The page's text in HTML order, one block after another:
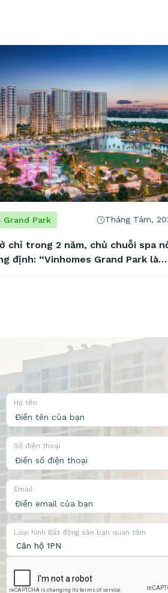
Grand Park Tháng Tám,
chỉ trong 2 năm, chủ chuỗi spa
định: “Vinhomes Grand Park là
tiềm năng”
Họ tên
Số điện thoại
Email
Loại hình Bất động sản bạn quan tâm